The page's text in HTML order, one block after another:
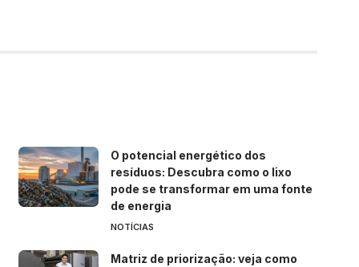
O potencial energético dos
resíduos: Descubra como o lixo
pode se transformar em uma fonte
de energia
NOTÍCIAS
Matriz de priorização: veja como